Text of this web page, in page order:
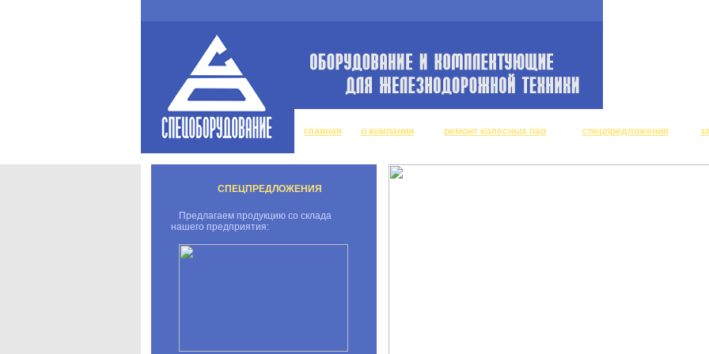
главная о компании ремонт колесных пар спецпредложения
СПЕЦПРЕДЛОЖЕНИЯ
Предлагаем продукцию со склада
нашего предприятия: